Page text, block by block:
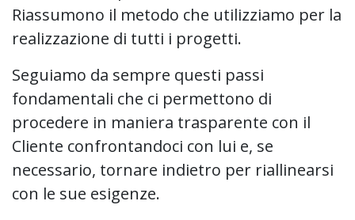
Riassumono il metodo che utilizziamo per la
realizzazione di tutti i progetti.
Seguiamo da sempre questi passi
fondamentali che ci permettono di
procedere in maniera trasparente con il
Cliente confrontandoci con lui e, se
necessario, tornare indietro per riallinearsi
con le sue esigenze.